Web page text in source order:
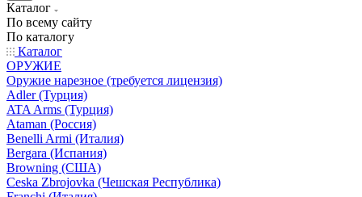
Каталог
По всему сайту
По каталогу
Каталог
ОРУЖИЕ
Оружие нарезное (требуется лицензия)
Adler (Турция)
ATA Arms (Турция)
Ataman (Россия)
Benelli Armi (Италия)
Bergara (Испания)
Browning (США)
Ceska Zbrojovka (Чешская Республика)